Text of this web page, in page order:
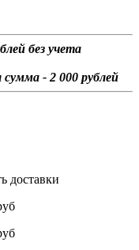
без учета
- 2 000 рублей